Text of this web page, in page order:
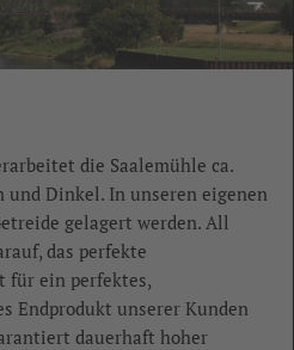
die Saalemühle ca.
und Dinkel. In unseren eigenen
gelagert werden. All
das perfekte
für ein perfektes,
Endprodukt unserer Kunden
dauerhaft hoher